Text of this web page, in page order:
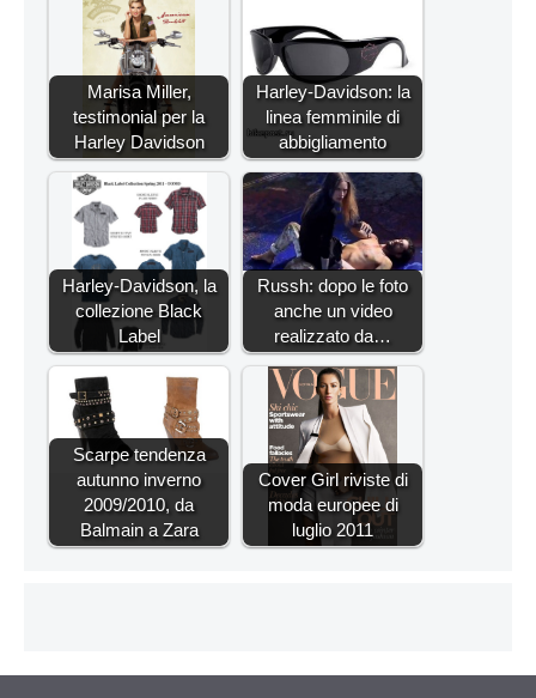
Marisa Miller,
testimonial per la
Harley Davidson
Harley-Davidson: la
linea femminile di
abbigliamento
Harley-Davidson, la
collezione Black
Label
Russh: dopo le foto
anche un video
realizzato da…
Scarpe tendenza
autunno inverno
2009/2010, da
Balmain a Zara
Cover Girl riviste di
moda europee di
luglio 2011